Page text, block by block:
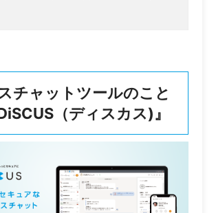
チャットツールのこと
（ディスカス)』